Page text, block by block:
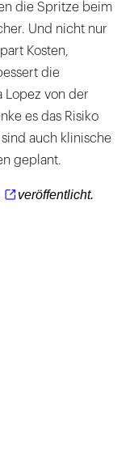
die Spritze beim
Und nicht nur
Kosten,
die
Lopez von der
es das Risiko
auch klinische
geplant.
veröffentlicht.